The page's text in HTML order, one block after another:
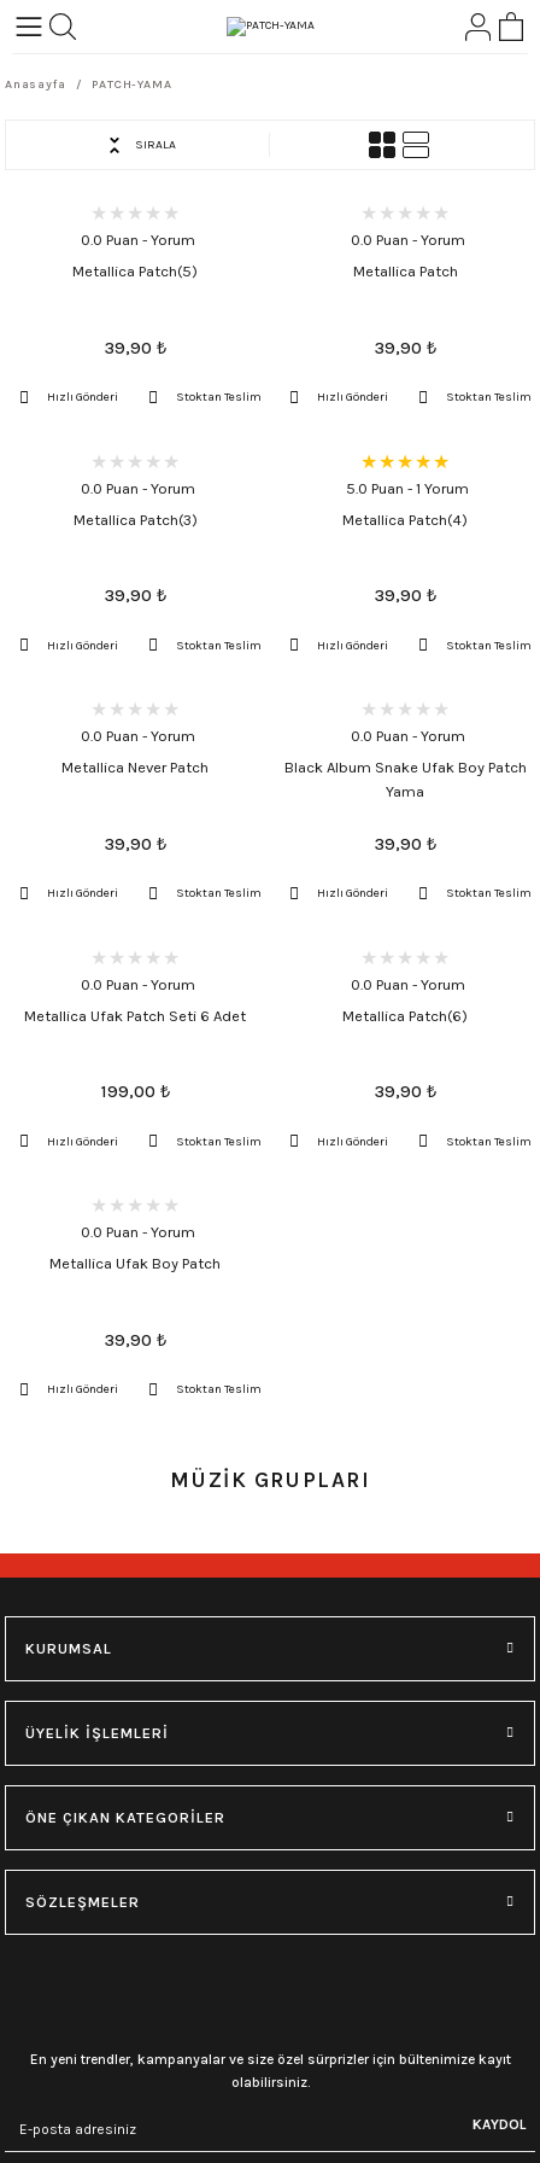
Geri Dön
ROCK
Geri Dön
Anasayfa PATCH-YAMA
SIRALA
0.0 Puan - Yorum
Metallica Patch(5)
39,90 ₺
Hızlı Gönderi Stoktan Teslim
0.0 Puan - Yorum
Metallica Patch
39,90 ₺
Hızlı Gönderi Stoktan Teslim
0.0 Puan - Yorum
Metallica Patch(3)
39,90 ₺
Hızlı Gönderi Stoktan Teslim
5.0 Puan - 1 Yorum
Metallica Patch(4)
39,90 ₺
Hızlı Gönderi Stoktan Teslim
0.0 Puan - Yorum
Metallica Never Patch
39,90 ₺
Hızlı Gönderi Stoktan Teslim
0.0 Puan - Yorum
Black Album Snake Ufak Boy Patch
Yama
39,90 ₺
Hızlı Gönderi Stoktan Teslim
0.0 Puan - Yorum
Metallica Ufak Patch Seti 6 Adet
199,00 ₺
Hızlı Gönderi Stoktan Teslim
0.0 Puan - Yorum
Metallica Patch(6)
39,90 ₺
Hızlı Gönderi Stoktan Teslim
0.0 Puan - Yorum
Metallica Ufak Boy Patch
39,90 ₺
Hızlı Gönderi Stoktan Teslim
MÜZİK GRUPLARI
KURUMSAL
ÜYELİK İŞLEMLERİ
ÖNE ÇIKAN KATEGORİLER
SÖZLEŞMELER
En yeni trendler, kampanyalar ve size özel sürprizler için bültenimize kayıt
olabilirsiniz.
KAYDOL